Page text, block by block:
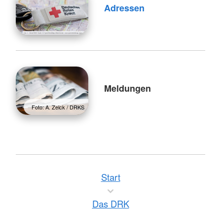
Adressen
Foto: A. Zelck / DRKS
Meldungen
Start
Das DRK